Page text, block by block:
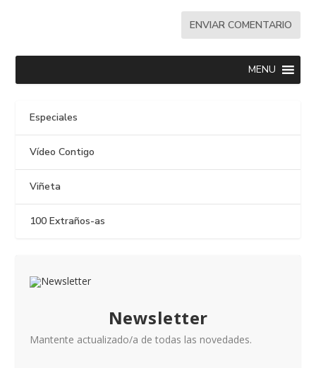
MENU
Especiales
Vídeo Contigo
Viñeta
100 Extraños-as
Newsletter
Mantente actualizado/a de todas las novedades.